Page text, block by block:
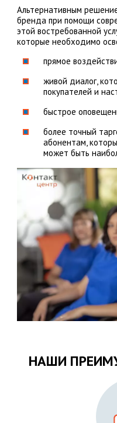
Альтернативным
бренда при помощи
этой востребованной
которые необходимо
прямое
живой диалог,
покупателей и
быстрое
более точный
абонентам,
может быть
НАШИ